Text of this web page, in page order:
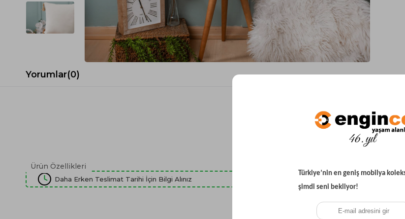
Spor Koltuk Takımı
Gri Koltuk Takımı
Duvar Ünitesi
Gri TV Ünitesi
Beyaz TV Ünitesi
Siyah TV Ünitesi
Şömineli TV Ünitesi
Dresuar
Yataklı Koltuk
Köşe Koltuk
Modern Köşe Koltuk
Ekonomik Köşe Koltuk
Mini Köşe Takımı
Yorumlar(0)
Ürün Özellikleri
Daha Erken Teslimat Tarihi İçin Bilgi Alınız
Son Baktıklarınız